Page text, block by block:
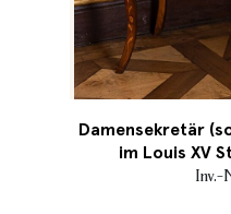
Damensekretär
im Louis XV
Inv.-